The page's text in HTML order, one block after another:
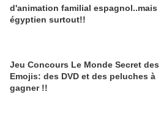
d'animation familial espagnol..mais
égyptien surtout!!
Jeu Concours Le Monde Secret des
Emojis: des DVD et des peluches à
gagner !!